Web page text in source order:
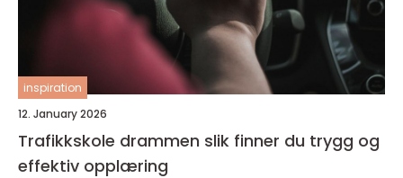
inspiration
12. January 2026
Trafikkskole drammen slik finner du trygg og
effektiv opplæring